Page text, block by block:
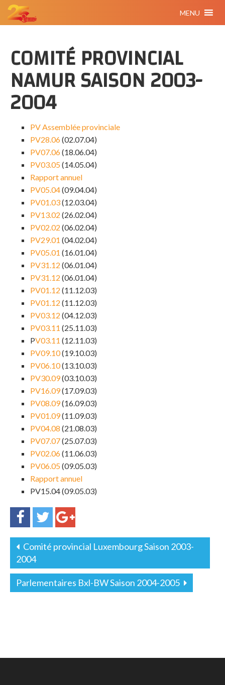
MENU
COMITÉ PROVINCIAL
NAMUR SAISON 2003-
2004
PV Assemblée provinciale
PV28.06(02.07.04)
PV07.06(18.06.04)
PV03.05(14.05.04)
Rapport annuel
PV05.04(09.04.04)
PV01.03(12.03.04)
PV13.02 (26.02.04)
PV02.02 (06.02.04)
PV29.01 (04.02.04)
PV05.01 (16.01.04)
PV31.12 (06.01.04)
PV31.12 (06.01.04)
PV01.12 (11.12.03)
PV01.12 (11.12.03)
PV03.12 (04.12.03)
PV03.11 (25.11.03)
PV03.11 (12.11.03)
PV09.10(19.10.03)
PV06.10(13.10.03)
PV30.09(03.10.03)
PV16.09(17.09.03)
PV08.09(16.09.03)
PV01.09(11.09.03)
PV04.08 (21.08.03)
PV07.07(25.07.03)
PV02.06(11.06.03)
PV06.05(09.05.03)
Rapport annuel
PV15.04 (09.05.03)
Comité provincial Luxembourg Saison 2003-
2004
Parlementaires Bxl-BW Saison 2004-2005